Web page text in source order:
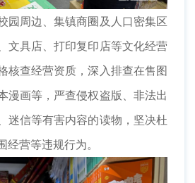
周边、集镇商圈及人口密集区
文具店、打印复印店等文化经营
核查经营资质，深入排查在售图
漫画等，严查侵权盗版、非法出
迷信等有害内容的读物，坚决杜
营等违规行为。